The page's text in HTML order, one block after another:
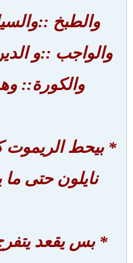
والطبخ
والواجب ::و
والكورة::
* بيحط
نايلون حتى ما
* بس يقعد